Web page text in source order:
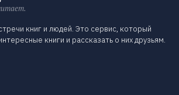
книг и людей. Это сервис, который
книги и рассказать о них друзьям.